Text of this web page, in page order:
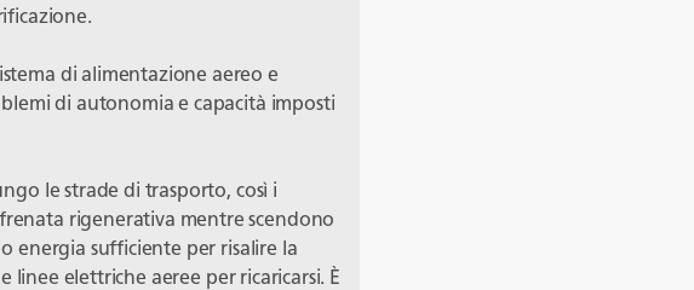
di alimentazione aereo e
di autonomia e capacità imposti
le strade di trasporto, così i
rigenerativa mentre scendono
energia sufficiente per risalire la
linee elettriche aeree per ricaricarsi. È